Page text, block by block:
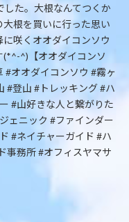
た。大根なんてつくか
根を買いに行った思い
咲くオオダイコンソウ
(*^-^)【オオダイコンソ
#オオダイコンソウ #霧ヶ
#登山 #トレッキング #ハ
#山好きな人と繋がりた
ェニック #ファインダー
#ネイチャーガイド #ハ
事務所 #オフィスヤマサ